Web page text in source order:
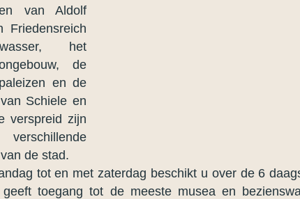
van Aldolf
Friedensreich
het
de
en de
Schiele en
verspreid zijn
de stad.
tot en met zaterdag beschikt u over de 6
toegang tot de meeste musea en